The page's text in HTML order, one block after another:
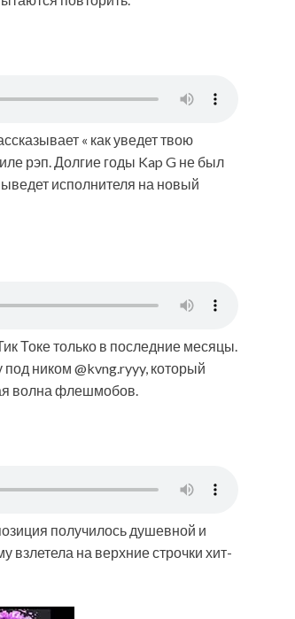
« как уведет твою
рэп. Долгие годы Kap G не был
исполнителя на новый
Токе только в последние месяцы.
ником @kvng.ryyy, который
волна флешмобов.
получилось душевной и
взлетела на верхние строчки хит-